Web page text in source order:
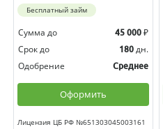
Бесплатный займ
Сумма до 45 000 ₽
Срок до
180 дн.
Одобрение
Среднее
Оформить
Лицензия ЦБ РФ №651303045003161